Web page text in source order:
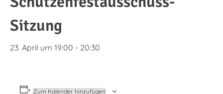
Sitzung
23. April um 19:00 - 20:30
Zum Kalender hinzufügen